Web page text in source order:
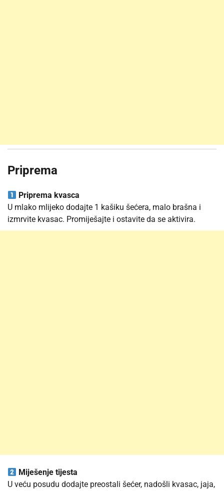
Priprema
Priprema kvasca
U mlako mlijeko dodajte 1 kašiku šećera, malo brašna i
izmrvite kvasac. Promiješajte i ostavite da se aktivira.
Miješenje tijesta
U veću posudu dodajte preostali šećer, nadošli kvasac, jaja,